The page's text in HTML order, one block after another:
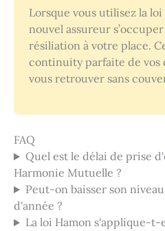
Lorsque vous utilisez la loi
nouvel assureur
résiliation à votre place.
continuity parfaite de vos
vous retrouver sans
FAQ
Quel est le délai de prise
Harmonie Mutuelle ?
Peut-on baisser son
d'année ?
La loi Hamon s'applique-t-